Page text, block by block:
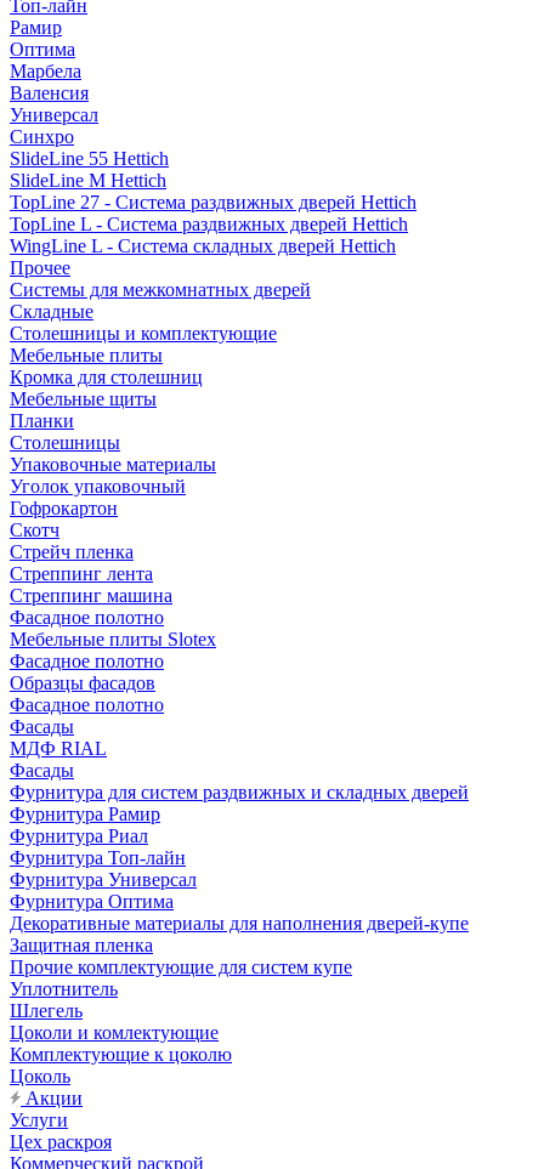
Топ-лайн
Рамир
Оптима
Марбела
Валенсия
Универсал
Синхро
SlideLine 55 Hettich
SlideLine M Hettich
TopLine 27 - Система раздвижных дверей Hettich
TopLine L - Система раздвижных дверей Hettich
WingLine L - Система складных дверей Hettich
Прочее
Системы для межкомнатных дверей
Складные
Столешницы и комплектующие
Мебельные плиты
Кромка для столешниц
Мебельные щиты
Планки
Столешницы
Упаковочные материалы
Уголок упаковочный
Гофрокартон
Скотч
Стрейч пленка
Стреппинг лента
Стреппинг машина
Фасадное полотно
Мебельные плиты Slotex
Фасадное полотно
Образцы фасадов
Фасадное полотно
Фасады
МДФ RIAL
Фасады
Фурнитура для систем раздвижных и складных дверей
Фурнитура Рамир
Фурнитура Риал
Фурнитура Топ-лайн
Фурнитура Универсал
Фурнитура Оптима
Декоративные материалы для наполнения дверей-купе
Защитная пленка
Прочие комплектующие для систем купе
Уплотнитель
Шлегель
Цоколи и комлектующие
Комплектующие к цоколю
Цоколь
Акции
Услуги
Цех раскроя
Коммерческий раскрой